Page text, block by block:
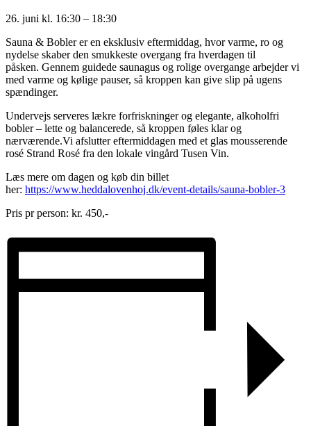
26. juni kl. 16:30 – 18:30
Sauna & Bobler er en eksklusiv eftermiddag, hvor varme, ro og
nydelse skaber den smukkeste overgang fra hverdagen til
påsken. Gennem guidede saunagus og rolige overgange arbejder vi
med varme og kølige pauser, så kroppen kan give slip på ugens
spændinger.
Undervejs serveres lækre forfriskninger og elegante, alkoholfri
bobler – lette og balancerede, så kroppen føles klar og
nærværende.Vi afslutter eftermiddagen med et glas mousserende
rosé Strand Rosé fra den lokale vingård Tusen Vin.
Læs mere om dagen og køb din billet
her: https://www.heddalovenhoj.dk/event-details/sauna-bobler-3
Pris pr person: kr. 450,-